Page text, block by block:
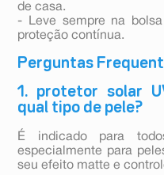
de casa.
- Leve sempre na
proteção contínua.
Perguntas
1. protetor solar
qual tipo de pele?
É indicado para
especialmente para
seu efeito matte e